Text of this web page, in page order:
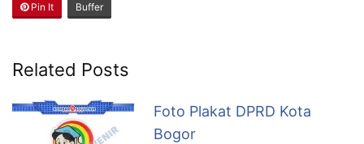
Pin It Buffer
Related Posts
Foto Plakat DPRD Kota
Bogor